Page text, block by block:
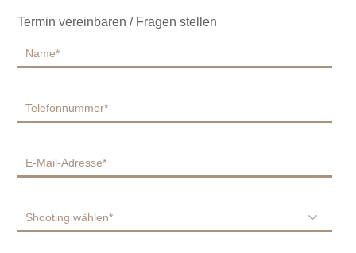
Termin vereinbaren / Fragen stellen